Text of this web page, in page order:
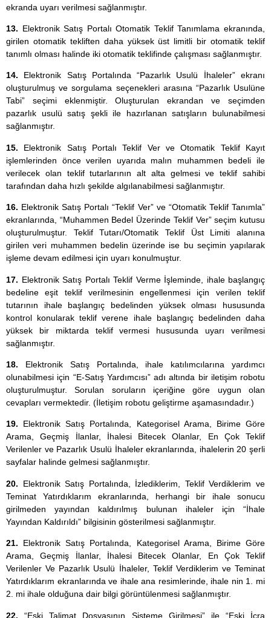
ekranda uyarı verilmesi sağlanmıştır.
13. Elektronik Satış Portalı Otomatik Teklif Tanımlama ekranında,
girilen otomatik tekliften daha yüksek üst limitli bir otomatik teklif
tanımlı olması halinde iki otomatik teklifinde çalışması sağlanmıştır.
14. Elektronik Satış Portalında “Pazarlık Usulü İhaleler” ekranı
oluşturulmuş ve sorgulama seçenekleri arasına “Pazarlık Usulüne
Tabi” seçimi eklenmiştir. Oluşturulan ekrandan ve seçimden
pazarlık usulü satış şekli ile hazırlanan satışların bulunabilmesi
sağlanmıştır.
15. Elektronik Satış Portalı Teklif Ver ve Otomatik Teklif Kayıt
işlemlerinden önce verilen uyarıda malın muhammen bedeli ile
verilecek olan teklif tutarlarının alt alta gelmesi ve teklif sahibi
tarafından daha hızlı şekilde algılanabilmesi sağlanmıştır.
16. Elektronik Satış Portalı “Teklif Ver” ve “Otomatik Teklif Tanımla”
ekranlarında, “Muhammen Bedel Üzerinde Teklif Ver” seçim kutusu
oluşturulmuştur. Teklif Tutarı/Otomatik Teklif Üst Limiti alanına
girilen veri muhammen bedelin üzerinde ise bu seçimin yapılarak
işleme devam edilmesi için uyarı konulmuştur.
17. Elektronik Satış Portalı Teklif Verme İşleminde, ihale başlangıç
bedeline eşit teklif verilmesinin engellenmesi için verilen teklif
tutarının ihale başlangıç bedelinden yüksek olması hususunda
kontrol konularak teklif verene ihale başlangıç bedelinden daha
yüksek bir miktarda teklif vermesi hususunda uyarı verilmesi
sağlanmıştır.
18. Elektronik Satış Portalında, ihale katılımcılarına yardımcı
olunabilmesi için “E-Satış Yardımcısı” adı altında bir iletişim robotu
oluşturulmuştur. Sorulan soruların içeriğine göre uygun olan
cevapları vermektedir. (İletişim robotu geliştirme aşamasındadır.)
19. Elektronik Satış Portalında, Kategorisel Arama, Birime Göre
Arama, Geçmiş İlanlar, İhalesi Bitecek Olanlar, En Çok Teklif
Verilenler ve Pazarlık Usulü İhaleler ekranlarında, ihalelerin 20 şerli
sayfalar halinde gelmesi sağlanmıştır.
20. Elektronik Satış Portalında, İzlediklerim, Teklif Verdiklerim ve
Teminat Yatırdıklarım ekranlarında, herhangi bir ihale sonucu
girilmeden yayından kaldırılmış bulunan ihaleler için “İhale
Yayından Kaldırıldı” bilgisinin gösterilmesi sağlanmıştır.
21. Elektronik Satış Portalında, Kategorisel Arama, Birime Göre
Arama, Geçmiş İlanlar, İhalesi Bitecek Olanlar, En Çok Teklif
Verilenler Ve Pazarlık Usulü İhaleler, Teklif Verdiklerim ve Teminat
Yatırdıklarım ekranlarında ve ihale ana resimlerinde, ihale nin 1. mi
2. mi ihale olduğuna dair bilgi görüntülenmesi sağlanmıştır.
22.“Eski Talimat Dosyasının Sisteme Girilmesi” ile “Eski İcra